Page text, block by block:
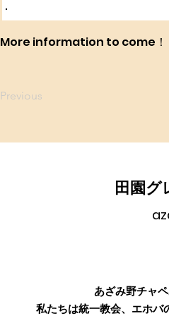
More information to come！
Previous
田園グ
あざみ野チャ
私たちは統一教会、エホバ